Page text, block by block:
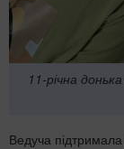
11-річна
Ведуча